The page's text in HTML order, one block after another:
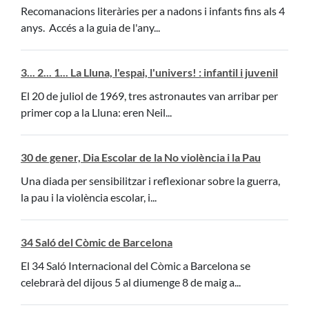
Recomanacions literàries per a nadons i infants fins als 4
anys. Accés a la guia de l'any...
3... 2... 1... La Lluna, l'espai, l'univers! : infantil i juvenil
El 20 de juliol de 1969, tres astronautes van arribar per
primer cop a la Lluna: eren Neil...
30 de gener, Dia Escolar de la No violència i la Pau
Una diada per sensibilitzar i reflexionar sobre la guerra,
la pau i la violència escolar, i...
34 Saló del Còmic de Barcelona
El 34 Saló Internacional del Còmic a Barcelona se
celebrarà del dijous 5 al diumenge 8 de maig a...